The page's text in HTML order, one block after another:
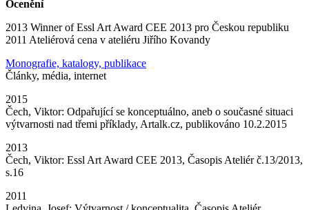
Ocenění
2013 Winner of Essl Art Award CEE 2013 pro Českou republiku
2011 Ateliérová cena v ateliéru Jiřího Kovandy
Monografie, katalogy, publikace
Články, média, internet
2015
Čech, Viktor: Odpařující se konceptuálno, aneb o současné situaci
výtvarnosti nad třemi příklady, Artalk.cz, publikováno 10.2.2015
2013
Čech, Viktor: Essl Art Award CEE 2013, Časopis Ateliér č.13/2013,
s.16
2011